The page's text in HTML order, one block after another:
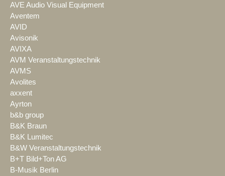
AVE Audio Visual Equipment
Aventem
AVID
Avisonik
AVIXA
AVM Veranstaltungstechnik
AVMS
Avolites
axxent
Ayrton
b&b group
B&K Braun
B&K Lumitec
B&W Veranstaltungstechnik
B+T Bild+Ton AG
B-Musik Berlin